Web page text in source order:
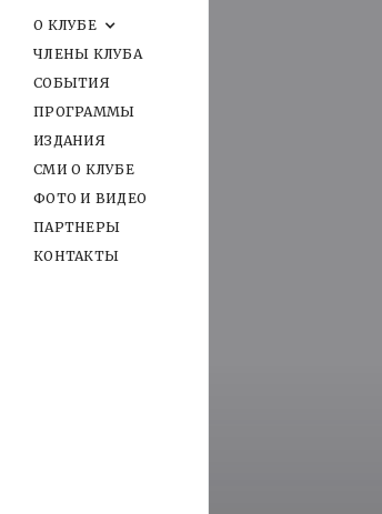
О КЛУБЕ
ЧЛЕНЫ КЛУБА
СОБЫТИЯ
ПРОГРАММЫ
ИЗДАНИЯ
СМИ О КЛУБЕ
ФОТО И ВИДЕО
ПАРТНЕРЫ
КОНТАКТЫ